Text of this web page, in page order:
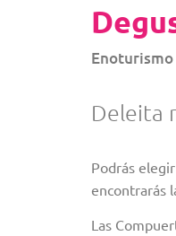
Enoturismo
Deleita
Podrás
encontrarás
Las